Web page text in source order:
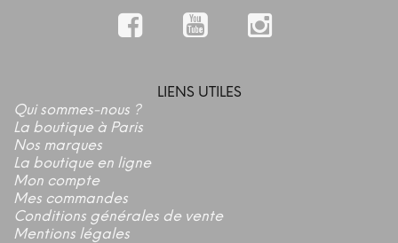
LIENS UTILES
Qui sommes-nous ?
La boutique à Paris
Nos marques
La boutique en ligne
Mon compte
Mes commandes
Conditions générales de vente
Mentions légales